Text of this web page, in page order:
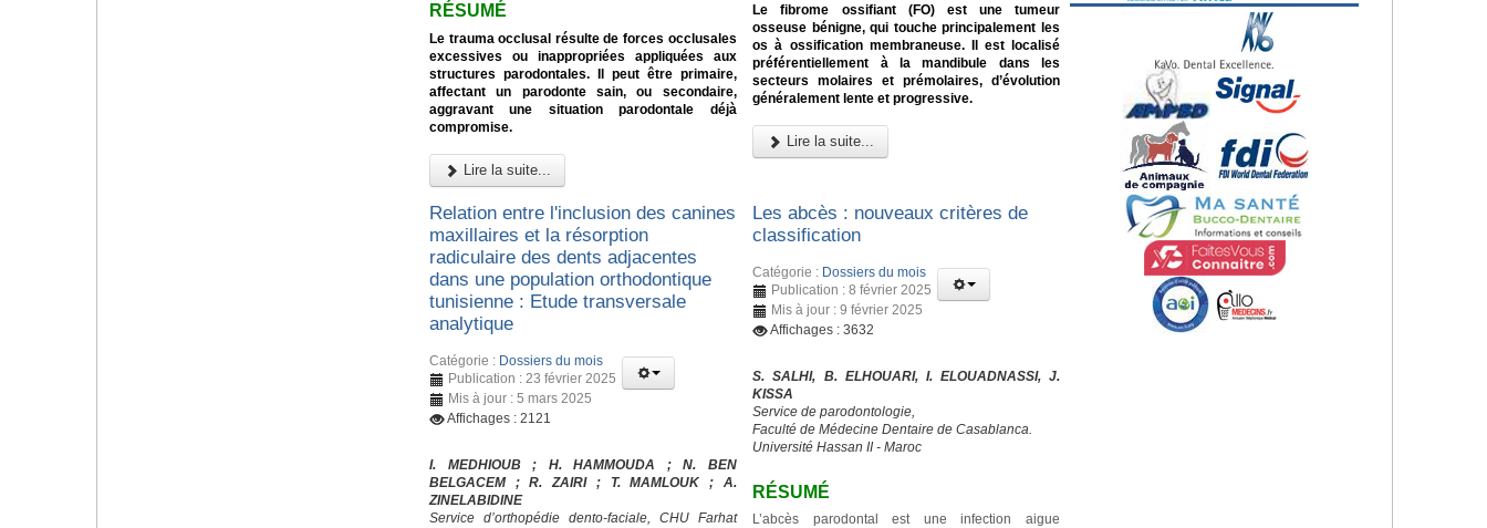
RÉSUMÉ
Le trauma occlusal résulte de forces occlusales
excessives ou inappropriées appliquées aux
structures parodontales. Il peut être primaire,
affectant un parodonte sain, ou secondaire,
aggravant une situation parodontale déjà
compromise.
Lire la suite...
Le fibrome ossifiant (FO) est une tumeur
osseuse bénigne, qui touche principalement les
os à ossification membraneuse. Il est localisé
préférentiellement à la mandibule dans les
secteurs molaires et prémolaires, d’évolution
généralement lente et progressive.
Lire la suite...
Relation entre l'inclusion des canines
maxillaires et la résorption
radiculaire des dents adjacentes
dans une population orthodontique
tunisienne : Etude transversale
analytique
Catégorie : Dossiers du mois
Publication : 23 février 2025
Mis à jour : 5 mars 2025
Affichages : 2121
I. MEDHIOUB ; H. HAMMOUDA ; N. BEN
BELGACEM ; R. ZAIRI ; T. MAMLOUK ; A.
ZINELABIDINE
Service d’orthopédie dento-faciale, CHU Farhat
Les abcès : nouveaux critères de
classification
Catégorie : Dossiers du mois
Publication : 8 février 2025
Mis à jour : 9 février 2025
Affichages : 3632
S. SALHI, B. ELHOUARI, I. ELOUADNASSI, J.
KISSA
Service de parodontologie,
Faculté de Médecine Dentaire de Casablanca.
Université Hassan II - Maroc
RÉSUMÉ
L’abcès parodontal est une infection aigue